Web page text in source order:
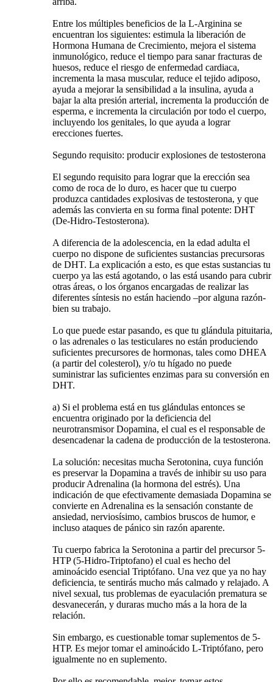
Entre los múltiples beneficios de la L-Arginina se
encuentran los siguientes: estimula la liberación de
Hormona Humana de Crecimiento, mejora el sistema
inmunológico, reduce el tiempo para sanar fracturas de
huesos, reduce el riesgo de enfermedad cardiaca,
incrementa la masa muscular, reduce el tejido adiposo,
ayuda a mejorar la sensibilidad a la insulina, ayuda a
bajar la alta presión arterial, incrementa la producción de
esperma, e incrementa la circulación por todo el cuerpo,
incluyendo los genitales, lo que ayuda a lograr
erecciones fuertes.
Segundo requisito: producir explosiones de testosterona
El segundo requisito para lograr que la erección sea
como de roca de lo duro, es hacer que tu cuerpo
produzca cantidades explosivas de testosterona, y que
además las convierta en su forma final potente: DHT
(De-Hidro-Testosterona).
A diferencia de la adolescencia, en la edad adulta el
cuerpo no dispone de suficientes sustancias precursoras
de DHT. La explicación a esto, es que estas sustancias tu
cuerpo ya las está agotando, o las está usando para cubrir
otras áreas, o los órganos encargadas de realizar las
diferentes síntesis no están haciendo –por alguna razón-
bien su trabajo.
Lo que puede estar pasando, es que tu glándula pituitaria,
o las adrenales o las testiculares no están produciendo
suficientes precursores de hormonas, tales como DHEA
(a partir del colesterol), y/o tu hígado no puede
suministrar las suficientes enzimas para su conversión en
DHT.
a) Si el problema está en tus glándulas entonces se
encuentra originado por la deficiencia del
neurotransmisor Dopamina, el cual es el responsable de
desencadenar la cadena de producción de la testosterona.
La solución: necesitas mucha Serotonina, cuya función
es preservar la Dopamina a través de inhibir su uso para
producir Adrenalina (la hormona del estrés). Una
indicación de que efectivamente demasiada Dopamina se
convierte en Adrenalina es la sensación constante de
ansiedad, nerviosísimo, cambios bruscos de humor, e
incluso ataques de pánico sin razón aparente.
Tu cuerpo fabrica la Serotonina a partir del precursor 5-
HTP (5-Hidro-Triptofano) el cual es hecho del
aminoácido esencial Triptófano. Una vez que ya no hay
deficiencia, te sentirás mucho más calmado y relajado. A
nivel sexual, tus problemas de eyaculación prematura se
desvanecerán, y duraras mucho más a la hora de la
relación.
Sin embargo, es cuestionable tomar suplementos de 5-
HTP. Es mejor tomar el aminoácido L-Triptófano, pero
igualmente no en suplemento.